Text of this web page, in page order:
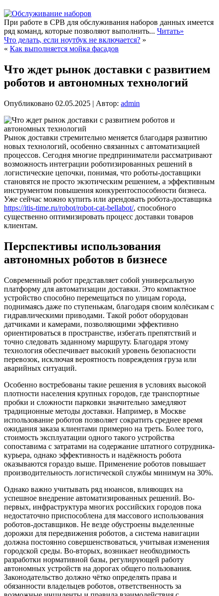
При работе в СРВ для обслуживания наборов данных имеется
ряд команд, которые позволяют выполнить... Читать»
Что делать, если ноутбук не включается? »
« Как выполняется мойка фасадов
Что ждет рынок доставки с развитием
роботов и автономных технологий
Опубликовано 02.05.2025 | Автор: admin
Рынок доставки стремительно меняется благодаря развитию
новых технологий, особенно связанных с автоматизацией
процессов. Сегодня многие предприниматели рассматривают
возможность интеграции роботизированных решений в
логистические цепочки, понимая, что роботы-доставщики
становятся не просто экзотическим решением, а эффективным
инструментом повышения конкурентоспособности бизнеса.
Уже сейчас можно купить или арендовать робота-доставщика
https://itis-time.ru/robot/robot-cat-bellabot/, способного
существенно оптимизировать процесс доставки товаров
клиентам.
Перспективы использования
автономных роботов в бизнесе
Современный робот представляет собой универсальную
платформу для автоматизации доставки. Это компактное
устройство способно перемещаться по улицам города,
поднимаясь даже по ступенькам, благодаря своим колёсикам с
гидравлическими приводами. Такой робот оборудован
датчиками и камерами, позволяющими эффективно
ориентироваться в пространстве, избегать препятствий и
точно следовать заданному маршруту. Благодаря этому
технология обеспечивает высокий уровень безопасности
перевозок, исключая вероятность повреждения груза или
аварийных ситуаций.
Особенно востребованы такие решения в условиях высокой
плотности населения крупных городов, где транспортные
пробки и сложности парковки значительно замедляют
традиционные методы доставки. Например, в Москве
использование роботов позволяет сократить среднее время
ожидания заказа клиентами примерно на треть. Более того,
стоимость эксплуатации одного такого устройства
сопоставима с затратами на содержание штатного сотрудника-
курьера, однако эффективность и надёжность робота
оказываются гораздо выше. Применение роботов повышает
производительность логистической службы минимум на 30%.
Однако важно учитывать ряд нюансов, влияющих на
успешное внедрение автоматизированных решений. Во-
первых, инфраструктура многих российских городов пока
недостаточно приспособлена для массового использования
роботов-доставщиков. Не везде обустроены выделенные
дорожки для передвижения роботов, а система навигации
должна постоянно совершенствоваться, учитывая изменения
городской среды. Во-вторых, возникает необходимость
разработки нормативной базы, регулирующей работу
автономных устройств на дорогах общего пользования.
Законодательство должно чётко определять права и
обязанности владельцев роботов, ответственность за